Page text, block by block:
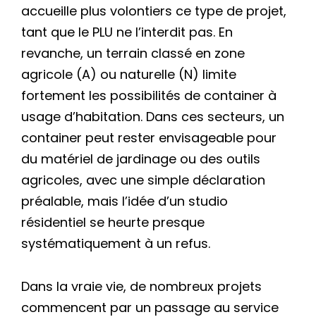
accueille plus volontiers ce type de projet,
tant que le PLU ne l’interdit pas. En
revanche, un terrain classé en zone
agricole (A) ou naturelle (N) limite
fortement les possibilités de container à
usage d’habitation. Dans ces secteurs, un
container peut rester envisageable pour
du matériel de jardinage ou des outils
agricoles, avec une simple déclaration
préalable, mais l’idée d’un studio
résidentiel se heurte presque
systématiquement à un refus.
Dans la vraie vie, de nombreux projets
commencent par un passage au service